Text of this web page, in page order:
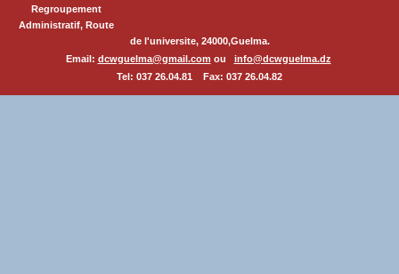
Regroupement
Administratif, Route
de l'universite, 24000,Guelma.
Email: dcwguelma@gmail.com ou info@dcwguelma.dz
Tel: 037 26.04.81 Fax: 037 26.04.82